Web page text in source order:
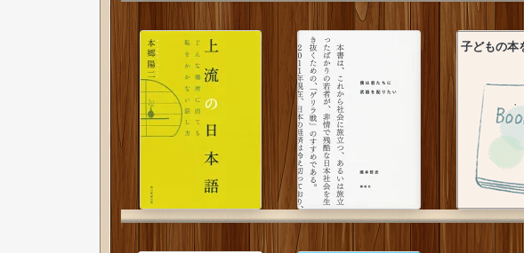
子どもの本